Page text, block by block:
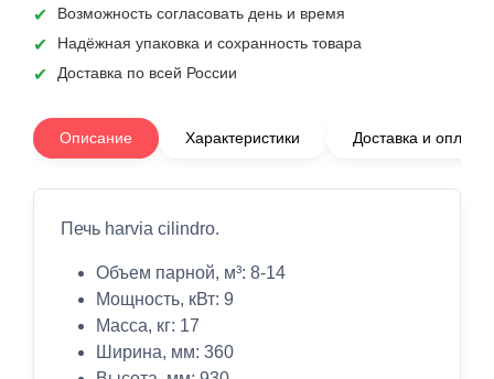
Возможность согласовать день и время
Надёжная упаковка и сохранность товара
Доставка по всей России
Описание Характеристики Доставка и оплата
Печь harvia cilindro.
Объем парной, м³: 8-14
Мощность, кВт: 9
Масса, кг: 17
Ширина, мм: 360